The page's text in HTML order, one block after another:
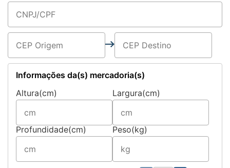
Informações da(s) mercadoria(s)
Altura(cm)
Largura(cm)
Profundidade(cm) Peso(kg)